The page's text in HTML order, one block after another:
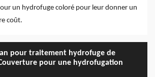
un hydrofuge coloré pour leur donner un
coût.
pour traitement hydrofuge de
pour une hydrofugation